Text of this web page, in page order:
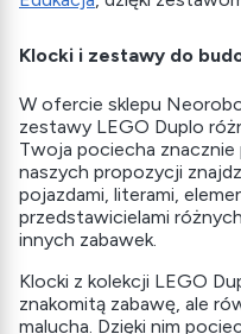
Klocki i zestawy do
W ofercie sklepu
zestawy LEGO Duplo
Twoja pociecha
naszych propozycji
pojazdami, literami,
przedstawicielami
innych zabawek.
Klocki z kolekcji LEGO
znakomitą zabawę, ale
malucha. Dzięki nim